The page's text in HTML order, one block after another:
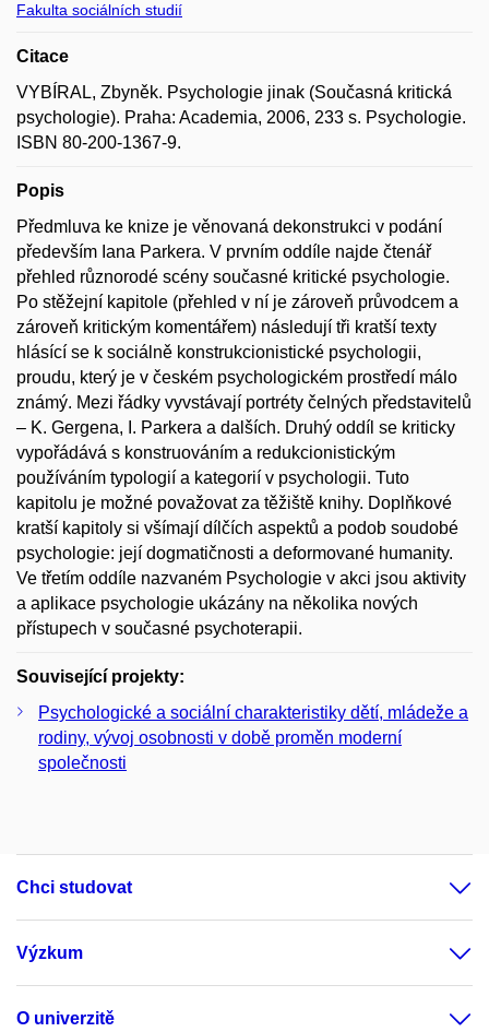
Fakulta sociálních studií
Citace
VYBÍRAL, Zbyněk. Psychologie jinak (Současná kritická
psychologie). Praha: Academia, 2006, 233 s. Psychologie.
ISBN 80-200-1367-9.
Popis
Předmluva ke knize je věnovaná dekonstrukci v podání
především Iana Parkera. V prvním oddíle najde čtenář
přehled různorodé scény současné kritické psychologie.
Po stěžejní kapitole (přehled v ní je zároveň průvodcem a
zároveň kritickým komentářem) následují tři kratší texty
hlásící se k sociálně konstrukcionistické psychologii,
proudu, který je v českém psychologickém prostředí málo
známý. Mezi řádky vyvstávají portréty čelných představitelů
– K. Gergena, I. Parkera a dalších. Druhý oddíl se kriticky
vypořádává s konstruováním a redukcionistickým
používáním typologií a kategorií v psychologii. Tuto
kapitolu je možné považovat za těžiště knihy. Doplňkové
kratší kapitoly si všímají dílčích aspektů a podob soudobé
psychologie: její dogmatičnosti a deformované humanity.
Ve třetím oddíle nazvaném Psychologie v akci jsou aktivity
a aplikace psychologie ukázány na několika nových
přístupech v současné psychoterapii.
Související projekty:
Psychologické a sociální charakteristiky dětí, mládeže a
rodiny, vývoj osobnosti v době proměn moderní
společnosti
Chci studovat
Výzkum
O univerzitě